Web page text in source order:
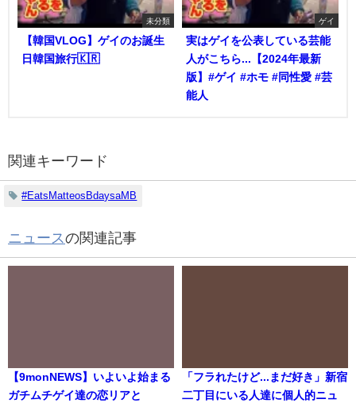
未分類
【韓国VLOG】ゲイのお誕生
日韓国旅行🇰🇷
ゲイ
実はゲイを公表している芸能
人がこちら...【2024年最新
版】#ゲイ #ホモ #同性愛 #芸
能人
関連キーワード
#EatsMatteosBdaysaMB
ニュースの関連記事
【9monNEWS】いよいよ始まる
ガチムチゲイ達の恋リアと
「フラれたけど...まだ好き」新宿
二丁目にいる人達に個人的ニュ